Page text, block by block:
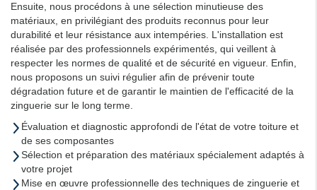
Ensuite, nous procédons à une sélection minutieuse des
matériaux, en privilégiant des produits reconnus pour leur
durabilité et leur résistance aux intempéries. L'installation est
réalisée par des professionnels expérimentés, qui veillent à
respecter les normes de qualité et de sécurité en vigueur. Enfin,
nous proposons un suivi régulier afin de prévenir toute
dégradation future et de garantir le maintien de l'efficacité de la
zinguerie sur le long terme.
Évaluation et diagnostic approfondi de l'état de votre toiture et
de ses composantes
Sélection et préparation des matériaux spécialement adaptés à
votre projet
Mise en œuvre professionnelle des techniques de zinguerie et